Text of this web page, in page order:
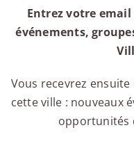
Entrez votre
événements,
Vous recevrez
cette ville : nouveaux
opportunités